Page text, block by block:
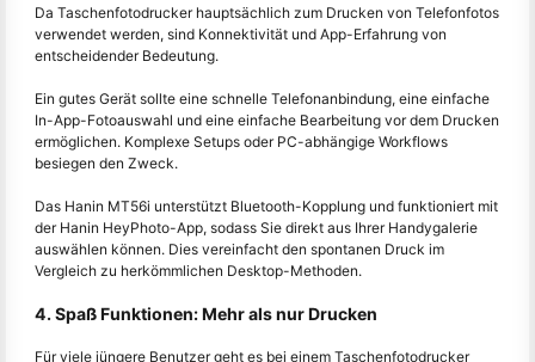
Da Taschenfotodrucker hauptsächlich zum Drucken von Telefonfotos
verwendet werden, sind Konnektivität und App-Erfahrung von
entscheidender Bedeutung.
Ein gutes Gerät sollte eine schnelle Telefonanbindung, eine einfache
In-App-Fotoauswahl und eine einfache Bearbeitung vor dem Drucken
ermöglichen. Komplexe Setups oder PC-abhängige Workflows
besiegen den Zweck.
Das Hanin MT56i unterstützt Bluetooth-Kopplung und funktioniert mit
der Hanin HeyPhoto-App, sodass Sie direkt aus Ihrer Handygalerie
auswählen können. Dies vereinfacht den spontanen Druck im
Vergleich zu herkömmlichen Desktop-Methoden.
4. Spaß Funktionen: Mehr als nur Drucken
Für viele jüngere Benutzer geht es bei einem Taschenfotodrucker